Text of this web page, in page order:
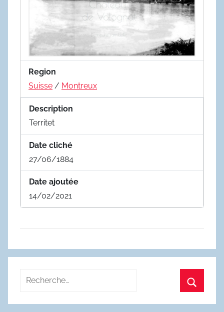
Region
Suisse / Montreux
Description
Territet
Date cliché
27/06/1884
Date ajoutée
14/02/2021
Recherche
: